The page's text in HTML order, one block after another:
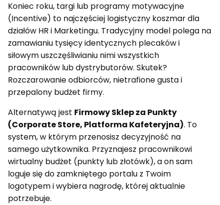
Koniec roku, targi lub programy motywacyjne
(Incentive) to najczęściej logistyczny koszmar dla
działów HR i Marketingu. Tradycyjny model polega na
zamawianiu tysięcy identycznych plecaków i
siłowym uszczęśliwianiu nimi wszystkich
pracowników lub dystrybutorów. Skutek?
Rozczarowanie odbiorców, nietrafione gusta i
przepalony budżet firmy.
Alternatywą jest Firmowy Sklep za Punkty
(Corporate Store, Platforma Kafeteryjna). To
system, w którym przenosisz decyzyjność na
samego użytkownika. Przyznajesz pracownikowi
wirtualny budżet (punkty lub złotówk), a on sam
loguje się do zamkniętego portalu z Twoim
logotypem i wybiera nagrodę, której aktualnie
potrzebuje.